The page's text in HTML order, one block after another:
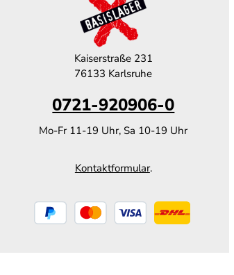
Kaiserstraße 231
76133 Karlsruhe
0721-920906-0
Mo-Fr 11-19 Uhr, Sa 10-19 Uhr
Kontaktformular.